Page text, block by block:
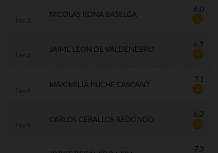
NICOLAS RONA BASELGA
6.0
5
JAIME LEON DE VALDENEBRO
6.9
6
MAXIMILIA PUCHE CASCANT
7.1
6
CARLOS CEBALLOS REDONDO
6.2
5
7.3